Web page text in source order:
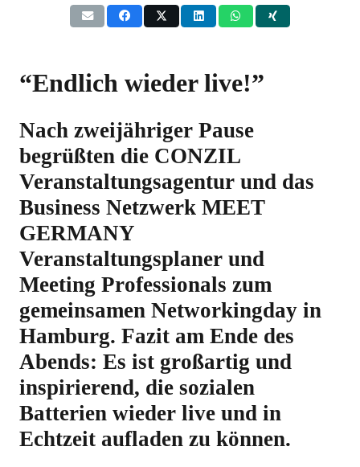
“Endlich wieder live!”
Nach zweijähriger Pause
begrüßten die CONZIL
Veranstaltungsagentur und das
Business Netzwerk MEET
GERMANY
Veranstaltungsplaner und
Meeting Professionals zum
gemeinsamen Networkingday in
Hamburg. Fazit am Ende des
Abends: Es ist großartig und
inspirierend, die sozialen
Batterien wieder live und in
Echtzeit aufladen zu können.